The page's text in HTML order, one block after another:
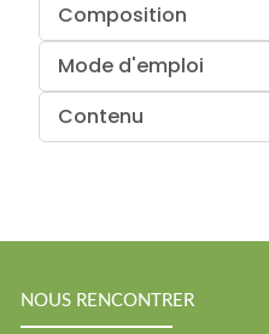
Composition
Mode d'emploi
Contenu
NOUS RENCONTRER